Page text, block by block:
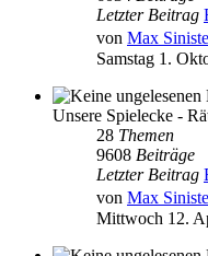
Letzter Beitrag
von Max
Samstag 1.
Unsere Spielecke -
28 Themen
9608 Beiträge
Letzter Beitrag
von Max
Mittwoch 12.